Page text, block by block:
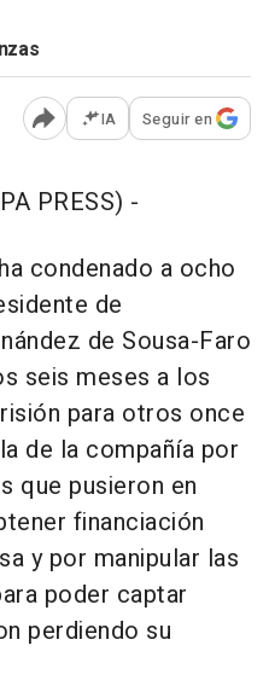
Abrir opciones para
IA Seguir en
PRESS) -
condenado a ocho
de
de Sousa-Faro
seis meses a los
para otros once
de la compañía por
que pusieron en
financiación
y por manipular las
poder captar
perdiendo su